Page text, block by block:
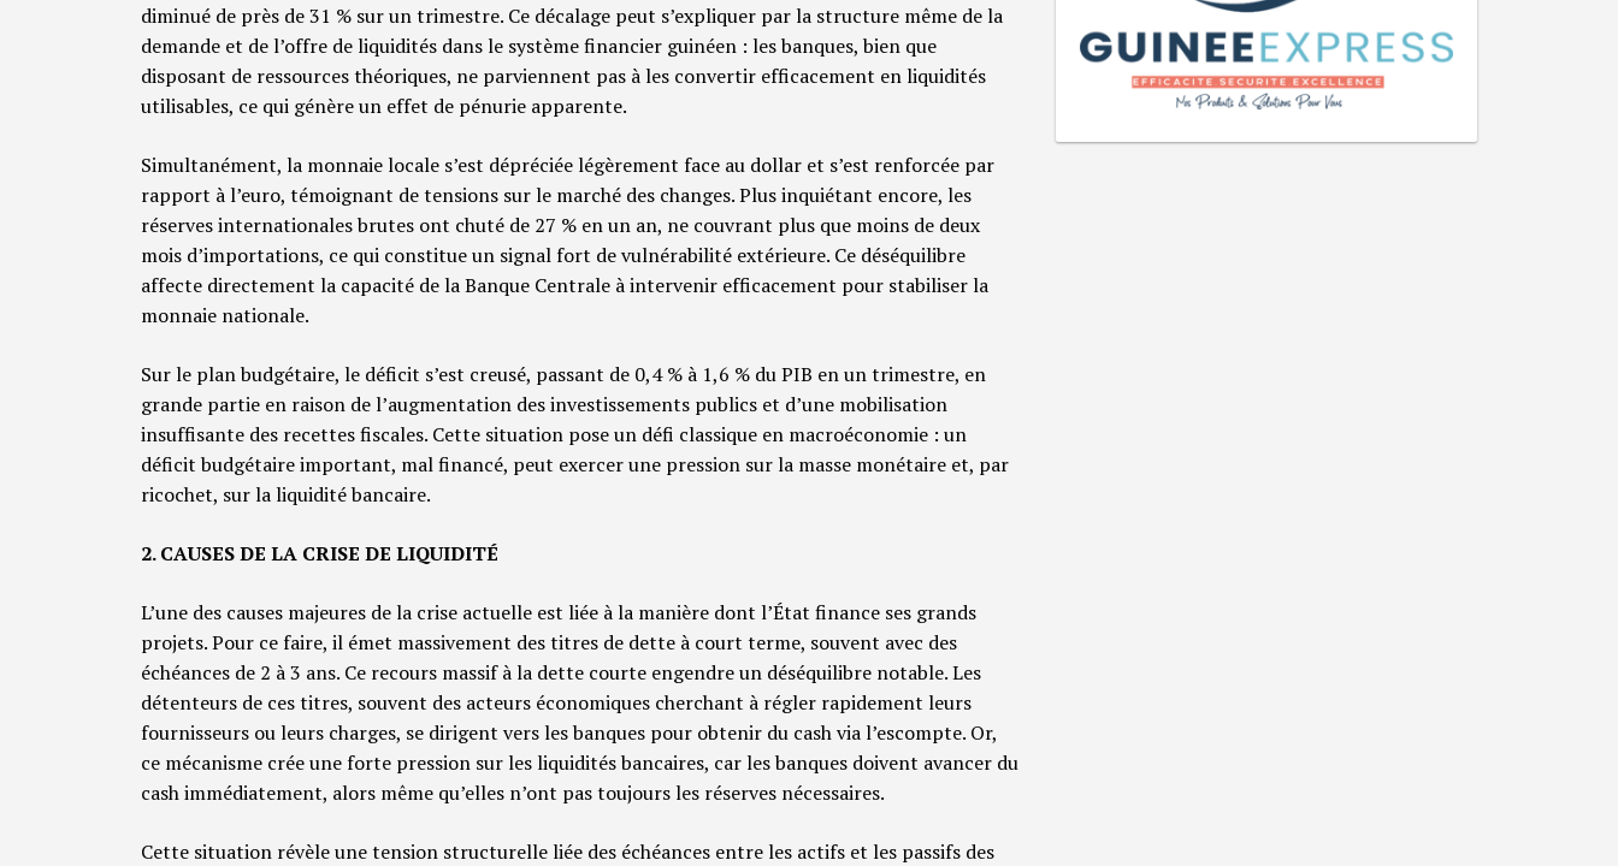
diminué de près de 31 % sur un trimestre. Ce décalage peut s’expliquer par la structure même de la
demande et de l’offre de liquidités dans le système financier guinéen : les banques, bien que
disposant de ressources théoriques, ne parviennent pas à les convertir efficacement en liquidités
utilisables, ce qui génère un effet de pénurie apparente.
Simultanément, la monnaie locale s’est dépréciée légèrement face au dollar et s’est renforcée par
rapport à l’euro, témoignant de tensions sur le marché des changes. Plus inquiétant encore, les
réserves internationales brutes ont chuté de 27 % en un an, ne couvrant plus que moins de deux
mois d’importations, ce qui constitue un signal fort de vulnérabilité extérieure. Ce déséquilibre
affecte directement la capacité de la Banque Centrale à intervenir efficacement pour stabiliser la
monnaie nationale.
Sur le plan budgétaire, le déficit s’est creusé, passant de 0,4 % à 1,6 % du PIB en un trimestre, en
grande partie en raison de l’augmentation des investissements publics et d’une mobilisation
insuffisante des recettes fiscales. Cette situation pose un défi classique en macroéconomie : un
déficit budgétaire important, mal financé, peut exercer une pression sur la masse monétaire et, par
ricochet, sur la liquidité bancaire.
2. CAUSES DE LA CRISE DE LIQUIDITÉ
L’une des causes majeures de la crise actuelle est liée à la manière dont l’État finance ses grands
projets. Pour ce faire, il émet massivement des titres de dette à court terme, souvent avec des
échéances de 2 à 3 ans. Ce recours massif à la dette courte engendre un déséquilibre notable. Les
détenteurs de ces titres, souvent des acteurs économiques cherchant à régler rapidement leurs
fournisseurs ou leurs charges, se dirigent vers les banques pour obtenir du cash via l’escompte. Or,
ce mécanisme crée une forte pression sur les liquidités bancaires, car les banques doivent avancer du
cash immédiatement, alors même qu’elles n’ont pas toujours les réserves nécessaires.
Cette situation révèle une tension structurelle liée des échéances entre les actifs et les passifs des